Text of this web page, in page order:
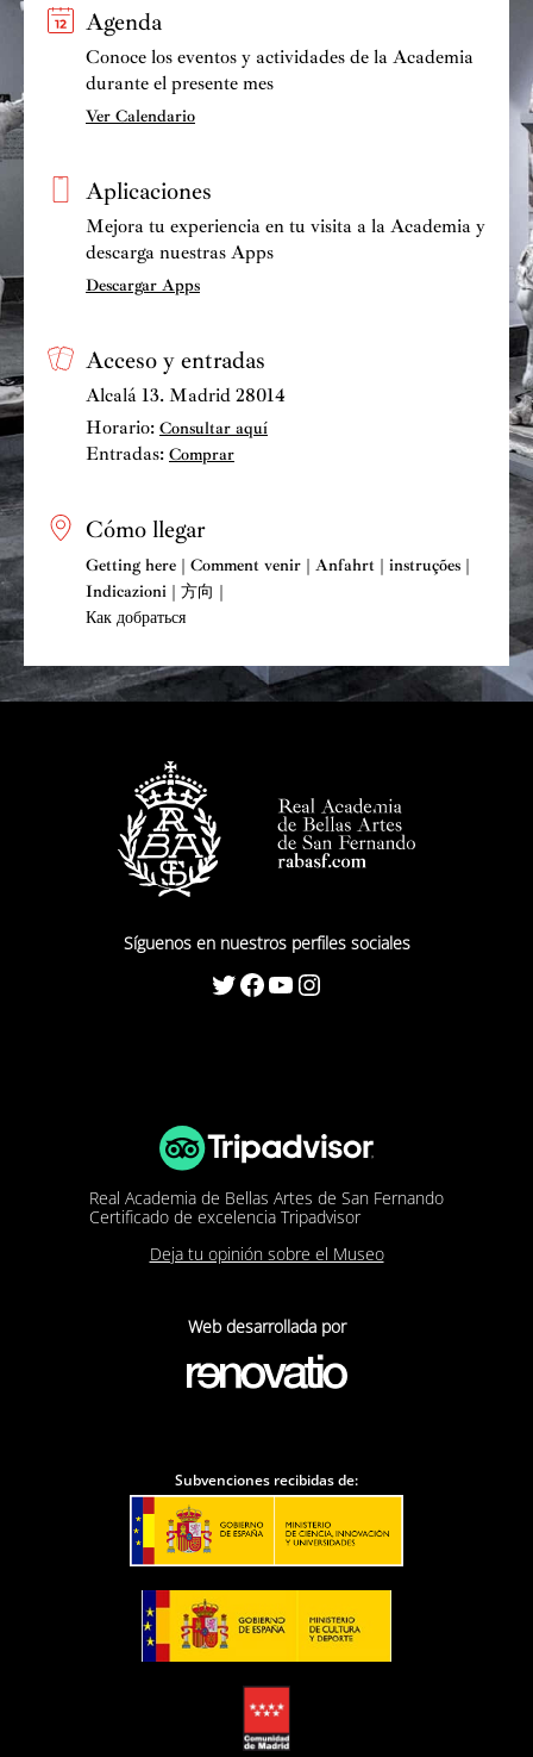
Agenda
Conoce los eventos y actividades de la Academia
durante el presente mes
Ver Calendario
Aplicaciones
Mejora tu experiencia en tu visita a la Academia y
descarga nuestras Apps
Descargar Apps
Acceso y entradas
Alcalá 13. Madrid 28014
Horario: Consultar aquí
Entradas: Comprar
Cómo llegar
Getting here | Comment venir | Anfahrt | instruções |
Indicazioni | 方向 |
Как добраться
Síguenos en nuestros perfiles sociales
Twitter Facebook YouTube Instagram
Real Academia de Bellas Artes de San Fernando
Certificado de excelencia Tripadvisor
Deja tu opinión sobre el Museo
Web desarrollada por
Subvenciones recibidas de: